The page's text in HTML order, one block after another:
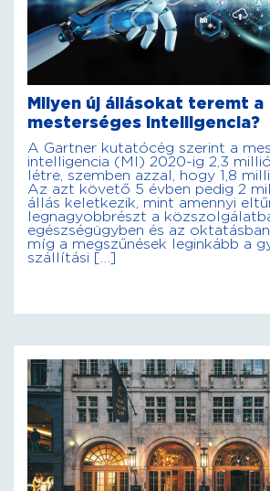
Milyen új állásokat teremt a
mesterséges intelligencia?
A Gartner kutatócég szerint a
intelligencia (MI) 2020-ig 2,3
létre, szemben azzal, hogy 1,8
Az azt követő 5 évben pedig 2
állás keletkezik, mint amennyi
legnagyobbrészt a
egészségügyben és az
míg a megszűnések leginkább a
szállítási […]